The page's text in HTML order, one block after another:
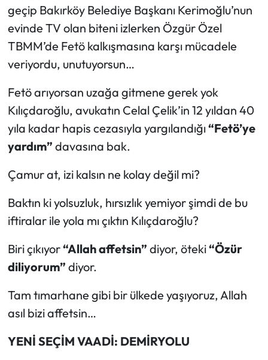
geçip Bakırköy Belediye Başkanı Kerimoğlu’nun
evinde TV olan biteni izlerken Özgür Özel
TBMM’de Fetö kalkışmasına karşı mücadele
veriyordu, unutuyorsun…
Fetö arıyorsan uzağa gitmene gerek yok
Kılıçdaroğlu, avukatın Celal Çelik’in 12 yıldan 40
yıla kadar hapis cezasıyla yargılandığı“Fetö’ye
yardım” davasına bak.
Çamur at, izi kalsın ne kolay değil mi?
Baktın ki yolsuzluk, hırsızlık yemiyor şimdi de bu
iftiralar ile yola mı çıktın Kılıçdaroğlu?
Biri çıkıyor“Allah affetsin” diyor, öteki“Özür
diliyorum” diyor.
Tam tımarhane gibi bir ülkede yaşıyoruz, Allah
asıl bizi affetsin…
YENİ SEÇİM VAADİ: DEMİRYOLU